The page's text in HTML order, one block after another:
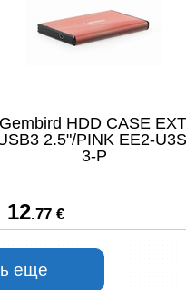
Gembird HDD CASE
2.5"/PINK EE2-
3-P
12.77 €